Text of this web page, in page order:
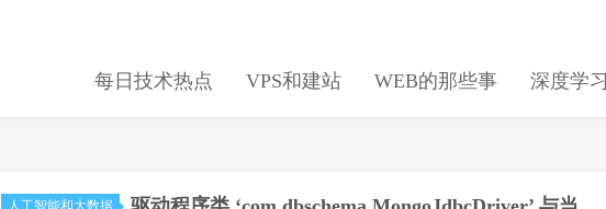
每日技术热点 VPS和建站 WEB的那些事 深度学习
人工智能和大数据